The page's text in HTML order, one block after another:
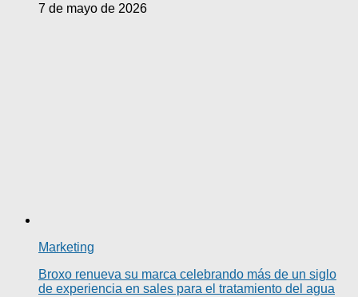
7 de mayo de 2026
Marketing
Broxo renueva su marca celebrando más de un siglo
de experiencia en sales para el tratamiento del agua